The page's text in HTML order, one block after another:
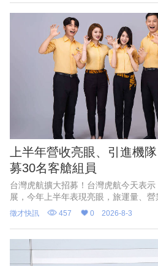
徵才活動，提供多元職缺選擇。
上半年營收亮眼、引進機
募30名客艙組員
台灣虎航擴大招募！台灣虎航今天表
展，今年上半年表現亮眼，旅運量、
錄，創下佳績，因應強勁的成長動能、
正式引進第三代機隊，啟動下半年招募
年11月中報到，未來錄取後的工作地
桃園或高雄。
徵才快訊 457 0 2026-8-3